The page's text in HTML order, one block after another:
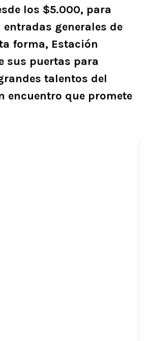
los $5.000, para
generales de
forma, Estación
sus puertas para
talentos del
encuentro que promete